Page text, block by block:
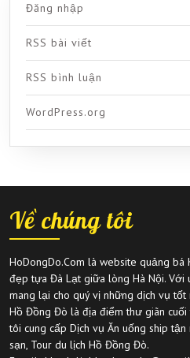
Đăng nhập
RSS bài viết
RSS bình luận
WordPress.org
Về chúng tôi
HoDongDo.Com là website quảng
đẹp tựa Đà Lạt giữa lòng Hà Nội. Với
mang lại cho quý vị những dịch vụ
Hồ Đồng Đò là địa điểm thư giãn cuối
tôi cung cấp Dịch vụ Ăn uống ship tận
sạn, Tour du lịch Hồ Đồng Đò.